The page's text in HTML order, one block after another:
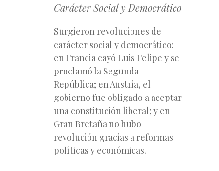
Carácter Social y Democrático
Surgieron revoluciones de
carácter social y democrático:
en Francia cayó Luis Felipe y se
proclamó la Segunda
República; en Austria, el
gobierno fue obligado a aceptar
una constitución liberal; y en
Gran Bretaña no hubo
revolución gracias a reformas
políticas y económicas.